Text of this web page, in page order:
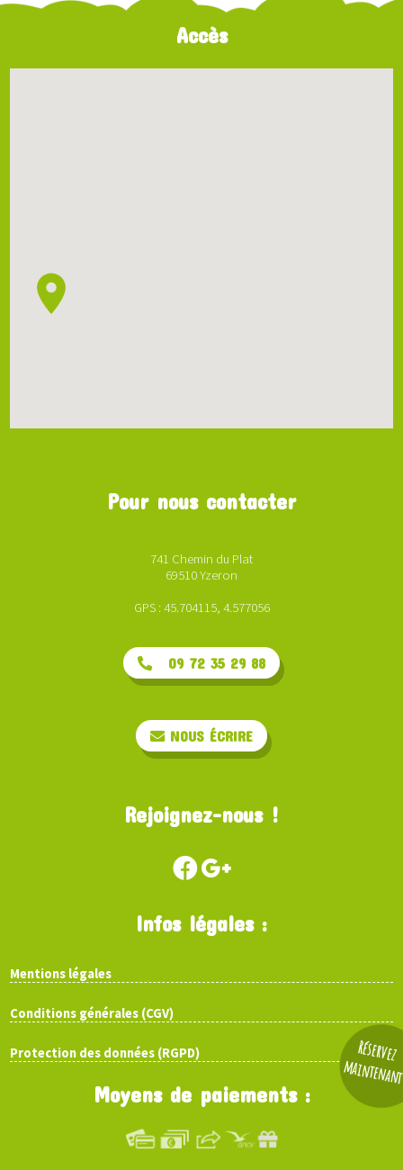
Réservez
Accès
Pour nous contacter
741 Chemin du Plat
69510 Yzeron
GPS : 45.704115, 4.577056
09 72 35 29 88
NOUS ÉCRIRE
Rejoignez-nous !
Infos légales :
Mentions légales
Conditions générales (CGV)
Protection des données (RGPD)
Moyens de paiements :